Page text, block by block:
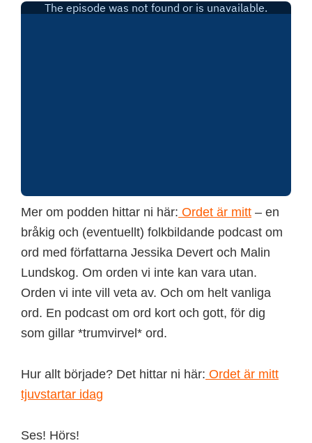
Mer om podden hittar ni här: Ordet är mitt – en
bråkig och (eventuellt) folkbildande podcast om
ord med författarna Jessika Devert och Malin
Lundskog. Om orden vi inte kan vara utan.
Orden vi inte vill veta av. Och om helt vanliga
ord. En podcast om ord kort och gott, för dig
som gillar *trumvirvel* ord.
Hur allt började? Det hittar ni här: Ordet är mitt
tjuvstartar idag
Ses! Hörs!